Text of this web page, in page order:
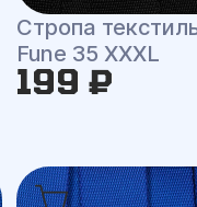
Стропа
Fune 35 XXXL
199 ₽